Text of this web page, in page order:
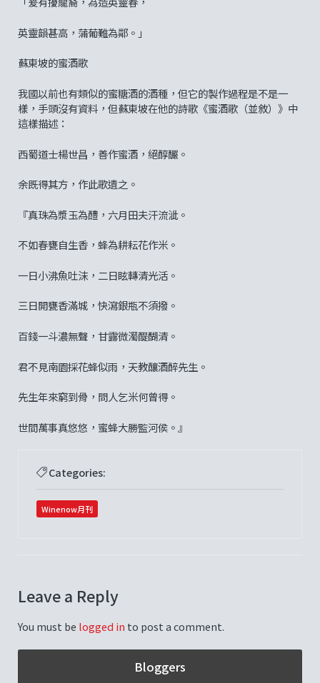
英靈韻甚高，蒲葡難為鄰。」
蘇東坡的蜜酒歌
我國以前也有類似的蜜糖酒的酒種，但它的製作過程是不是一
樣，手頭沒有資料，但蘇東坡在他的詩歌《蜜酒歌（並敘）》中
這樣描述：
西蜀道士楊世昌，善作蜜酒，絕醇釅。
余既得其方，作此歌遺之。
『真珠為漿玉為醴，六月田夫汗流泚。
不如春甕自生香，蜂為耕耘花作米。
一日小沸魚吐沫，二日眩轉清光活。
三日開甕香滿城，快瀉銀瓶不須撥。
百錢一斗濃無聲，甘露微濁醍醐清。
君不見南園採花蜂似雨，天教釀酒醉先生。
先生年來窮到骨，問人乞米何曾得。
世間萬事真悠悠，蜜蜂大勝監河侯。』
Categories:
Winenow月刊
Leave a Reply
You must be logged in to post a comment.
Bloggers